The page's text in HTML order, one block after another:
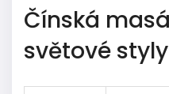
Čínská
světové styly